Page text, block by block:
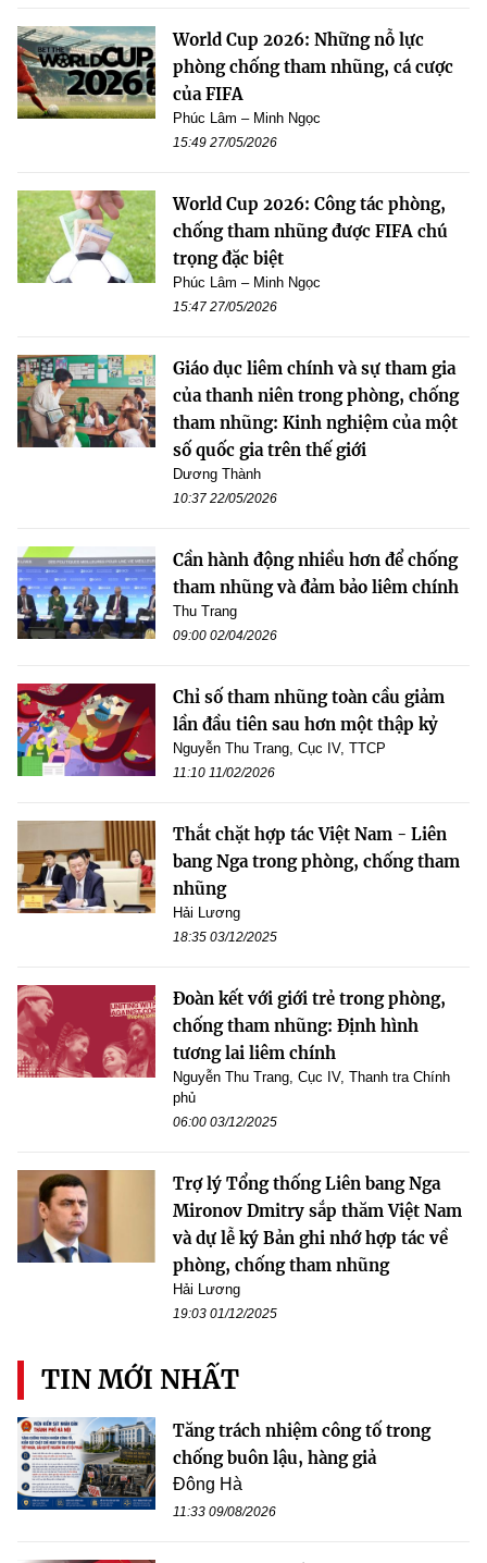
World Cup 2026: Những nỗ lực
phòng chống tham nhũng, cá cược
của FIFA
Phúc Lâm – Minh Ngọc
15:49 27/05/2026
World Cup 2026: Công tác phòng,
chống tham nhũng được FIFA chú
trọng đặc biệt
Phúc Lâm – Minh Ngọc
15:47 27/05/2026
Giáo dục liêm chính và sự tham gia
của thanh niên trong phòng, chống
tham nhũng: Kinh nghiệm của một
số quốc gia trên thế giới
Dương Thành
10:37 22/05/2026
Cần hành động nhiều hơn để chống
tham nhũng và đảm bảo liêm chính
Thu Trang
09:00 02/04/2026
Chỉ số tham nhũng toàn cầu giảm
lần đầu tiên sau hơn một thập kỷ
Nguyễn Thu Trang, Cục IV, TTCP
11:10 11/02/2026
Thắt chặt hợp tác Việt Nam - Liên
bang Nga trong phòng, chống tham
nhũng
Hải Lương
18:35 03/12/2025
Đoàn kết với giới trẻ trong phòng,
chống tham nhũng: Định hình
tương lai liêm chính
Nguyễn Thu Trang, Cục IV, Thanh tra Chính
phủ
06:00 03/12/2025
Trợ lý Tổng thống Liên bang Nga
Mironov Dmitry sắp thăm Việt Nam
và dự lễ ký Bản ghi nhớ hợp tác về
phòng, chống tham nhũng
Hải Lương
19:03 01/12/2025
TIN MỚI NHẤT
Tăng trách nhiệm công tố trong
chống buôn lậu, hàng giả
Đông Hà
11:33 09/08/2026